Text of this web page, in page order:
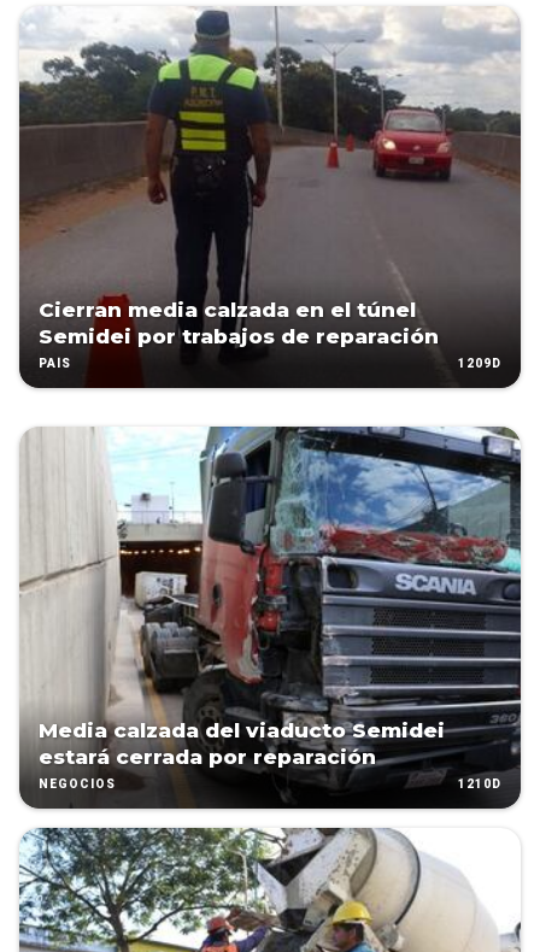
Cierran media calzada en el túnel
Semidei por trabajos de reparación
PAÍS 1209D
Media calzada del viaducto Semidei
estará cerrada por reparación
NEGOCIOS 1210D